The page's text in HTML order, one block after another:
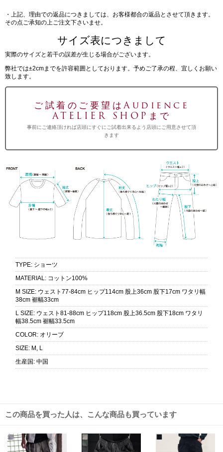
・上記、理由での返品につきましては、お客様都合の返品とさせて頂きます。
その点ご承知の上ご注文下さいませ。
サイズ表につきまして
実際のサイズと若干の誤差が生じる場合がございます。
弊社では±2cmまでを許容範囲としております。予めご了承の程、宜しくお願い
致します。
ご試着のご要望はAudience
ATELIER SHOPまで
事前にご連絡頂ければ店頭にすぐにご試着出来るよう店頭にご用意させて頂
きます
TYPE: ショーツ
MATERIAL: コットン100%
M SIZE: ウェスト77-84cm ヒップ114cm 股上36cm 股下17cm ワタリ幅
38cm 裾幅33cm
L SIZE: ウェスト81-88cm ヒップ118cm 股上36.5cm 股下18cm ワタリ
幅38.5cm 裾幅33.5cm
COLOR: オリーブ
SIZE: M, L
生産国 : 中国
この商品を買った人は、こんな商品も買っています